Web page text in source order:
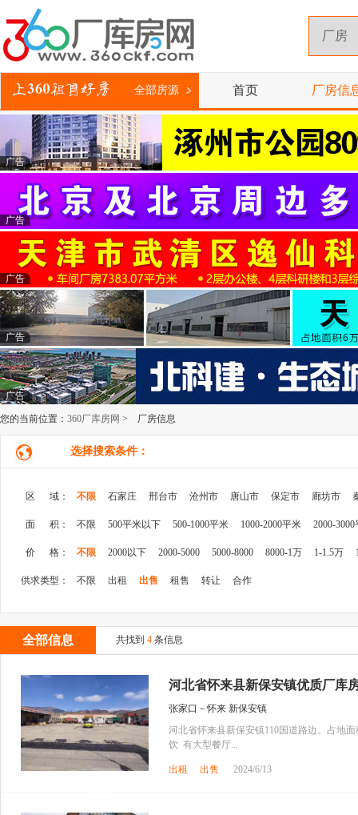
全部房源 首页 厂房信
广告
广告
广告
广告
广告
您的当前位置： 360厂库房网 > 厂房信息
选择搜索条件：
区 域： 不限 石家庄 邢台市 沧州市 唐山市 保定市 廊坊市
面 积： 不限 500平米以下 500-1000平米 1000-2000平米 2000-3000
价 格： 不限 2000以下 2000-5000 5000-8000 8000-1万 1-1.5万
供求类型： 不限 出租 出售 租售 转让 合作
全部信息 共找到 4 条信息
河北省怀来县新保安镇优质厂库
张家口－怀来 新保安镇
河北省怀来县新保安镇110国道路边。占地
饮 有大型餐厅...
出租 出售 2024/6/13